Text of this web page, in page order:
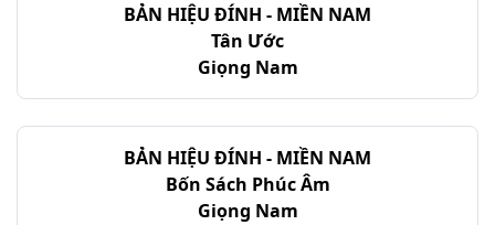
BẢN HIỆU ĐÍNH - MIỀN NAM
Tân Ước
Giọng Nam
BẢN HIỆU ĐÍNH - MIỀN NAM
Bốn Sách Phúc Âm
Giọng Nam